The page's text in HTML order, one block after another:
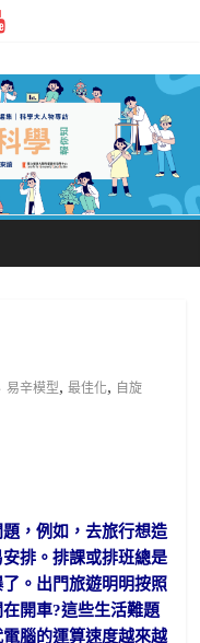
易辛模型,最佳化, 自旋
，例如，去旅行想造
排。排課或排班總是
。出門旅遊明明按照
開車?這些生活難題
腦的運算速度越來越